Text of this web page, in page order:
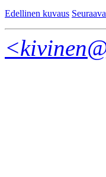
Edellinen kuvaus